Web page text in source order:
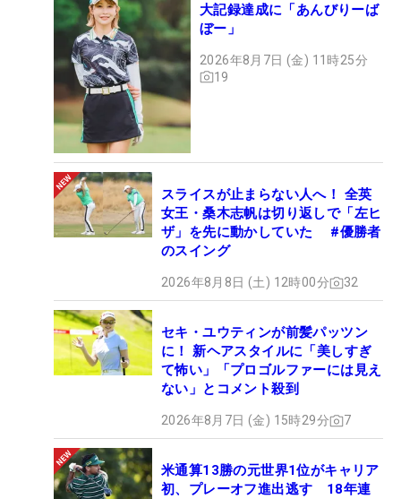
大記録達成に「あんびりーば
ぼー」
2026年8月7日 (金) 11時25分
19
スライスが止まらない人へ！ 全英
女王・桑木志帆は切り返しで「左ヒ
ザ」を先に動かしていた #優勝者
のスイング
2026年8月8日 (土) 12時00分 32
セキ・ユウティンが前髪パッツン
に！ 新ヘアスタイルに「美しすぎ
て怖い」「プロゴルファーには見え
ない」とコメント殺到
2026年8月7日 (金) 15時29分 7
米通算13勝の元世界1位がキャリア
初、プレーオフ進出逃す 18年連